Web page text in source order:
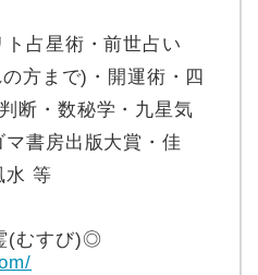
占星術・前世占い
方まで)・開運術・四
断・数秘学・九星気
書房出版大賞・佳
水 等
(むすび)◎